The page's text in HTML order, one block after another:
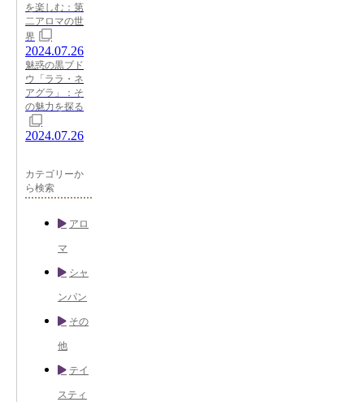
を楽しむ：第
二アロマの世
界
2024.07.26
魅惑の黒ブド
ウ「ララ・ネ
アグラ」：そ
の魅力を探る
2024.07.26
カテゴリーか
ら検索
アロ
マ
シャ
ンパン
その
他
テイ
スティ